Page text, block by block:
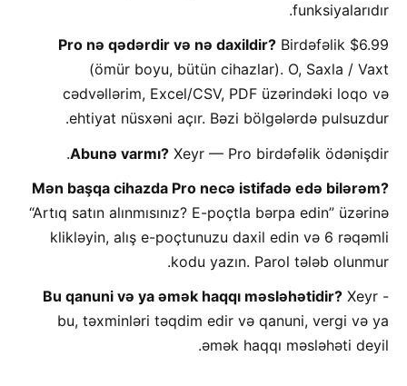
funksiyalarıdır.
Pro nə qədərdir və nə daxildir? Birdəfəlik $6.99
(ömür boyu, bütün cihazlar). O, Saxla / Vaxt
cədvəllərim, Excel/CSV, PDF üzərindəki loqo və
ehtiyat nüsxəni açır. Bəzi bölgələrdə pulsuzdur.
Abunə varmı? Xeyr — Pro birdəfəlik ödənişdir.
Mən başqa cihazda Pro necə istifadə edə bilərəm?
“Artıq satın alınmısınız? E-poçtla bərpa edin” üzərinə
klikləyin, alış e-poçtunuzu daxil edin və 6 rəqəmli
kodu yazın. Parol tələb olunmur.
Bu qanuni və ya əmək haqqı məsləhətidir? Xeyr -
bu, təxminləri təqdim edir və qanuni, vergi və ya
əmək haqqı məsləhəti deyil.